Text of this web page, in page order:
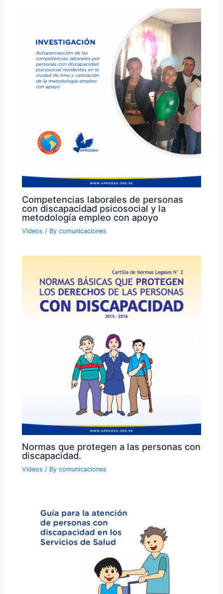
Competencias laborales de personas
con discapacidad psicosocial y la
metodología empleo con apoyo
Videos / Bycomunicaciones
Normas que protegen a las personas con
discapacidad.
Videos / Bycomunicaciones